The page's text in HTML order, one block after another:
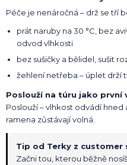
Péče je nenáročná – drž se tří
prát naruby na 30 °C, bez
odvod vlhkosti
bez sušičky a bělidel, sušit
žehlení netřeba – úplet drží
Poslouží na túru jako první
Poslouží – vlhkost odvádí
ramena zůstávají volná.
Tip od Terky z customer
Začni tou, kterou běžně